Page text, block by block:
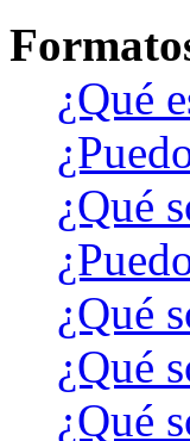
¿Qué
¿Qué
¿Qué
¿Qué
¿Qué